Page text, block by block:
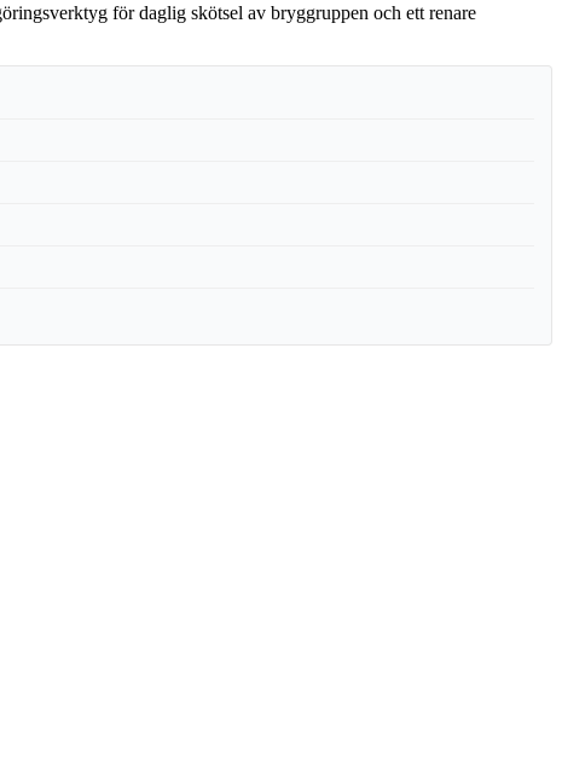
för daglig skötsel av bryggruppen och ett renare